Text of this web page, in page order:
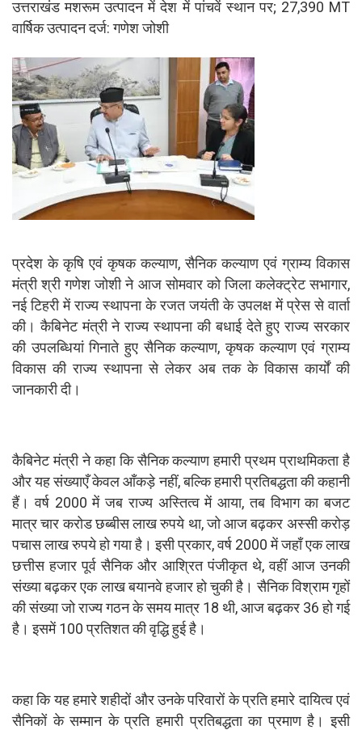
at
A
p
p
ce
b
o
o
ail ar
उत्तराखंड मशरूम उत्पादन में देश में पांचवें स्थान पर; 27,390 MT
वार्षिक उत्पादन दर्ज: गणेश जोशी
प्रदेश के कृषि एवं कृषक कल्याण, सैनिक कल्याण एवं ग्राम्य विकास
मंत्री श्री गणेश जोशी ने आज सोमवार को जिला कलेक्ट्रेट सभागार,
नई टिहरी में राज्य स्थापना के रजत जयंती के उपलक्ष में प्रेस से वार्ता
की। कैबिनेट मंत्री ने राज्य स्थापना की बधाई देते हुए राज्य सरकार
की उपलब्धियां गिनाते हुए सैनिक कल्याण, कृषक कल्याण एवं ग्राम्य
विकास की राज्य स्थापना से लेकर अब तक के विकास कार्यों की
जानकारी दी।
कैबिनेट मंत्री ने कहा कि सैनिक कल्याण हमारी प्रथम प्राथमिकता है
और यह संख्याएँ केवल आँकड़े नहीं, बल्कि हमारी प्रतिबद्धता की कहानी
हैं। वर्ष 2000 में जब राज्य अस्तित्व में आया, तब विभाग का बजट
मात्र चार करोड छब्बीस लाख रुपये था, जो आज बढ़कर अस्सी करोड़
पचास लाख रुपये हो गया है। इसी प्रकार, वर्ष 2000 में जहाँ एक लाख
छत्तीस हजार पूर्व सैनिक और आश्रित पंजीकृत थे, वहीं आज उनकी
संख्या बढ़कर एक लाख बयानवे हजार हो चुकी है। सैनिक विश्राम गृहों
की संख्या जो राज्य गठन के समय मात्र 18 थी, आज बढ़कर 36 हो गई
है। इसमें 100 प्रतिशत की वृद्धि हुई है।
कहा कि यह हमारे शहीदों और उनके परिवारों के प्रति हमारे दायित्व एवं
सैनिकों के सम्मान के प्रति हमारी प्रतिबद्धता का प्रमाण है। इसी